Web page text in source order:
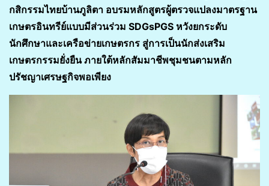
กสิกรรมไทยบ้านภูลิตา อบรมหลักสูตรผู้ตรวจแปลงมาตรฐาน
เกษตรอินทรีย์แบบมีส่วนร่วม SDGsPGS หวังยกระดับ
นักศึกษาและเครือข่ายเกษตรกร สู่การเป็นนักส่งเสริม
เกษตรกรรมยั่งยืน ภายใต้หลักสัมมาชีพชุมชนตามหลัก
ปรัชญาเศรษฐกิจพอเพียง